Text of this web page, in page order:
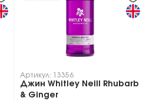
Артикул: 13356
Джин Whitley Neill Rhubarb
& Ginger